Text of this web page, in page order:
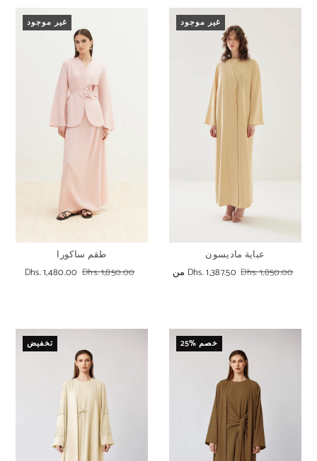
غير موجود
طقم ساكورا
Dhs. 1,480.00 Dhs. 1,850.00
غير موجود
عباية ماديسون
Dhs. 1,387.50 Dhs. 1,850.00
تخفيض 25% خصم